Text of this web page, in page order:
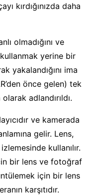
kırdığınızda daha
olmadığını ve
yerine bir
yakalandığını ima
önce gelen) tek
adlandırıldı.
ve kamerada
gelir. Lens,
kullanılır.
bir lens ve fotoğraf
için bir lens
karşıtıdır.